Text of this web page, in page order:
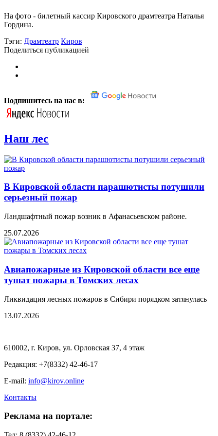
На фото - билетный кассир Кировского драмтеатра Наталья
Гордина.
Тэги: Драмтеатр Киров
Поделиться публикацией
Подпишитесь на нас в:
Наш лес
В Кировской области парашютисты потушили
серьезный пожар
Ландшафтный пожар возник в Афанасьевском районе.
25.07.2026
Авиапожарные из Кировской области все еще
тушат пожары в Томских лесах
Ликвидация лесных пожаров в Сибири порядком затянулась
13.07.2026
610002, г. Киров, ул. Орловская 37, 4 этаж
Редакция: +7(8332) 42-46-17
E-mail: info@kirov.online
Контакты
Реклама на портале: